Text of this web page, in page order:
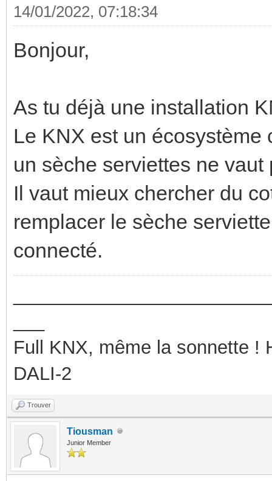
14/01/2022, 07:18:34
Bonjour,
As tu déjà une installation
Le KNX est un écosystème
un sèche serviettes ne vaut
Il vaut mieux chercher du
remplacer le sèche
connecté.
Full KNX, même la sonnette !
DALI-2
Trouver
Tiousman
Junior Member